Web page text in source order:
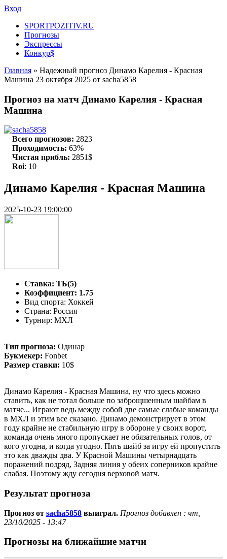
Вход
SPORTPOZITIV.RU
Прогнозы
Экспрессы
Конкур$
Главная » Надежный прогноз Динамо Карелия - Красная
Машина 23 октября 2025 от sacha5858
Прогноз на матч Динамо Карелия - Красная
Машина
sacha5858
Всего прогнозов: 2823
Проходимость: 63%
Чистая прибль: 2851$
Roi: 10
Динамо Карелия - Красная Машина
2025-10-23 19:00:00
Ставка: ТБ(5)
Коэффициент: 1.75
Вид спорта: Хоккей
Страна: Россия
Турнир: МХЛ
Тип прогноза: Одинар
Букмекер: Fonbet
Размер ставки: 10$
Динамо Карелия - Красная Машина, ну что здесь можно
ставить, как не тотал больше по заброщшенным шайбам в
матче... Играют ведь между собой две самые слабые команды
в МХЛ и этим все сказано. Динамо демонстрирует в этом
году крайне не стабильную игру в обороне у своих ворот,
команда очень много пропускает не обязательных голов, от
кого угодна, и когда угодно. Пять шайб за игру ей пропустить
это как дважды два. У Красной Машины четырнадцать
поражений подряд, Задняя линия у обеих соперников крайне
слабая. Поэтому жду сегодня верховой матч.
Результат прогноза
Прогноз от sacha5858 выиграл. Прогноз добавлен : чт,
23/10/2025 - 13:47
Прогнозы на ближайшие матчи